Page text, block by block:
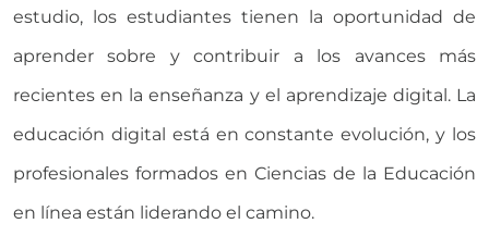
estudio, los estudiantes tienen la oportunidad de
aprender sobre y contribuir a los avances más
recientes en la enseñanza y el aprendizaje digital. La
educación digital está en constante evolución, y los
profesionales formados en Ciencias de la Educación
en línea están liderando el camino.